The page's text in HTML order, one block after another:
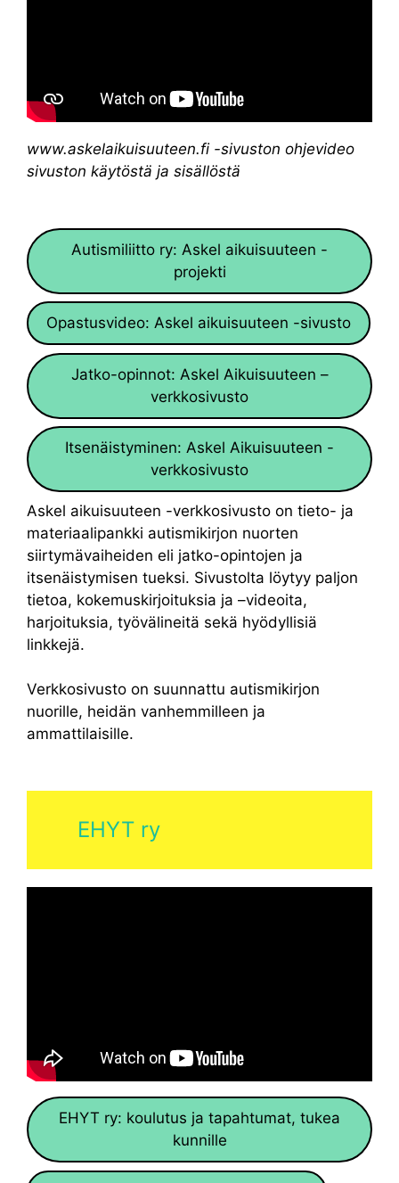
www.askelaikuisuuteen.fi -sivuston ohjevideo
sivuston käytöstä ja sisällöstä
Autismiliitto ry: Askel aikuisuuteen -
projekti
Opastusvideo: Askel aikuisuuteen -sivusto
Jatko-opinnot: Askel Aikuisuuteen –
verkkosivusto
Itsenäistyminen: Askel Aikuisuuteen -
verkkosivusto
Askel aikuisuuteen -verkkosivusto on tieto- ja
materiaalipankki autismikirjon nuorten
siirtymävaiheiden eli jatko-opintojen ja
itsenäistymisen tueksi. Sivustolta löytyy paljon
tietoa, kokemuskirjoituksia ja –videoita,
harjoituksia, työvälineitä sekä hyödyllisiä
linkkejä.
Verkkosivusto on suunnattu autismikirjon
nuorille, heidän vanhemmilleen ja
ammattilaisille.
EHYT ry
EHYT ry: koulutus ja tapahtumat, tukea
kunnille